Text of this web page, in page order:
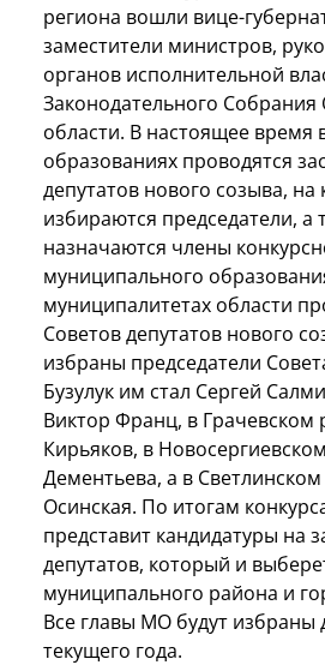
региона вошли вице-
заместители министров,
органов исполнительной
Законодательного Собрания
области. В настоящее время
образованиях проводятся
депутатов нового созыва, на
избираются председатели, а
назначаются члены
муниципального
муниципалитетах области
Советов депутатов нового
избраны председатели
Бузулук им стал Сергей
Виктор Франц, в Грачевском
Кирьяков, в
Дементьева, а в Светлинском
Осинская. По итогам
представит кандидатуры на
депутатов, который и
муниципального района и
Все главы МО будут избраны
текущего года.